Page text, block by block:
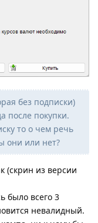
без подписки)
после покупки.
то о чем речь
они или нет?
(скрин из версии
было всего 3
невалидный.